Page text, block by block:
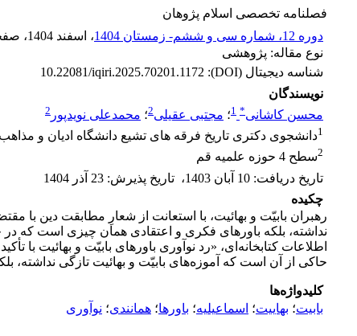
فصلنامه تخصصی اسلام پژوهان
دوره 12، شماره سی و ششم- زمستان 1404
، اسفند 1404 ،
نوع مقاله: پژوهشی
شناسه دیجیتال (DOI):
10.22081/iqiri.2025.70201.1172
نویسندگان
محسن کاشانی*
1؛ مجتبی عقیلی2؛ محمدعلی نویدپور 2
1دانشجوی دکتری تاریخ فرقه های تشیع دانشگاه ادیان و
2سطح 4 حوزه علمیه قم
تاریخ دریافت: 10 آبان 1403 ، تاریخ پذیرش: 23 آذر 1404
چکیده
رهبران بابیّت و بهائیت، با استعانت از شعارِ مطابقت دین با
نداشته، بلکه باورهای فکری و اعتقادی همان چیزی است که
اطلاعات کتابخانه‌ای، «رد نوآوری باورهای بابیّت و بهائیت با
حاکی از آن است که آموزه‌های بابیّت و بهائیت تازگی نداشته،
کلیدواژه‌ها
بابیت؛ بهاییت؛ اسماعیلیه؛ باورها؛ همانندی؛ نوآوری